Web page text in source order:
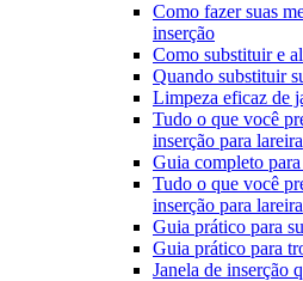
Como fazer suas
inserção
Como substituir e
Quando substituir
Limpeza eficaz de
Tudo o que você
inserção para lareira
Guia completo
Tudo o que você
inserção para lareira
Guia prático para
Guia prático para
Janela de inserção